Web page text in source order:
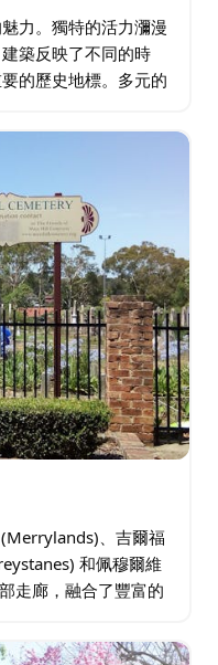
力。獨特的活力瀰漫
築反映了不同的時
的歷史地標。多元的
…
、吉爾福
和佩穆爾維
走廊，融合了豐富的